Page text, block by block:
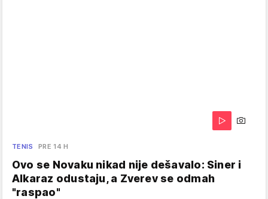
TENIS PRE 14 H
Ovo se Novaku nikad nije dešavalo: Siner i
Alkaraz odustaju, a Zverev se odmah
"raspao"